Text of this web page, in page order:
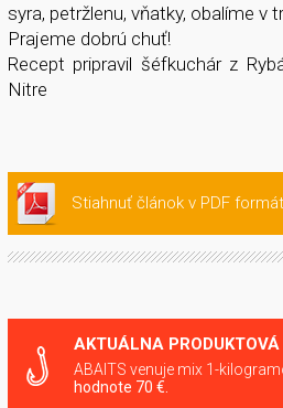
syra, petržlenu, vňatky, obalíme v
Prajeme dobrú chuť!
Recept pripravil šéfkuchár z
Nitre
Stiahnuť článok v PDF
AKTUÁLNA
ABAITS venuje mix 1-
hodnote 70 €.